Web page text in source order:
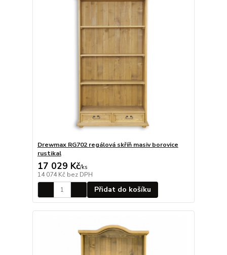
Drewmax RG702 regálová skříň masiv borovice
rustikal
17 029 Kč/ks
14 074 Kč bez DPH
Přidat do košíku